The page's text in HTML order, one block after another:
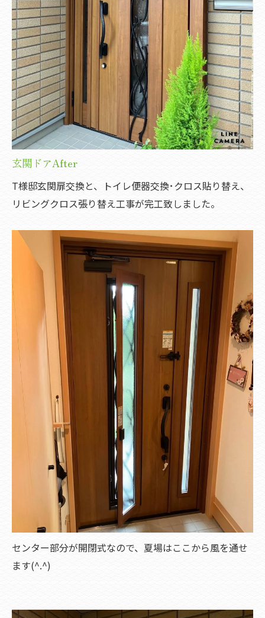
玄関ドアAfter
T様邸玄関扉交換と、トイレ便器交換･クロス貼り替え、
リビングクロス張り替え工事が完工致しました。
センター部分が開閉式なので、夏場はここから風を通せ
ます(^.^)